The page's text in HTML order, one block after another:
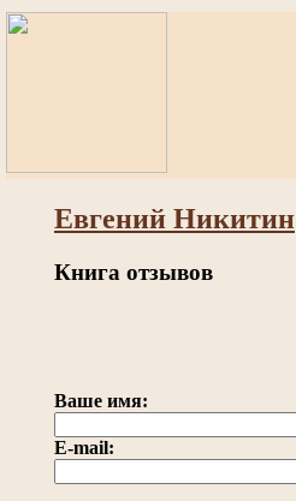
Евгений Никитин
Книга отзывов
Ваше имя:
E-mail: